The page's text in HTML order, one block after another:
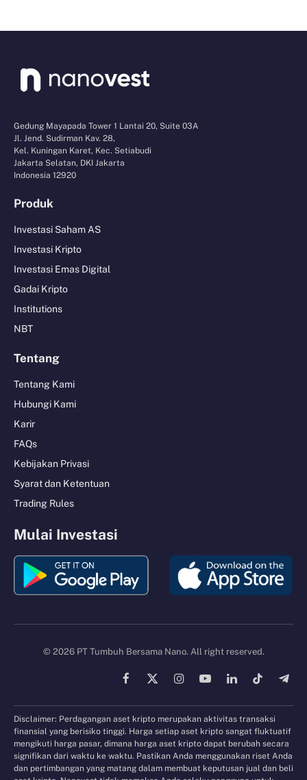
Gedung Mayapada Tower 1 Lantai 20, Suite 03A
Jl. Jend. Sudirman Kav. 28,
Kel. Kuningan Karet, Kec. Setiabudi
Jakarta Selatan, DKI Jakarta
Indonesia 12920
Produk
Investasi Saham AS
Investasi Kripto
Investasi Emas Digital
Gadai Kripto
Institutions
NBT
Tentang
Tentang Kami
Hubungi Kami
Karir
FAQs
Kebijakan Privasi
Syarat dan Ketentuan
Trading Rules
Mulai Investasi
© 2026 PT Tumbuh Bersama Nano. All right reserved.
Facebook
X
InstagramYouTubeLinkedInTikTok
Disclaimer: Perdagangan aset kripto merupakan aktivitas transaksi
finansial yang berisiko tinggi. Harga setiap aset kripto sangat fluktuatif
mengikuti harga pasar, dimana harga aset kripto dapat berubah secara
signifikan dari waktu ke waktu. Pastikan Anda menggunakan riset Anda
dan pertimbangan yang matang dalam membuat keputusan jual dan beli